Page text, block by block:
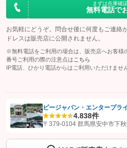
まずは在庫確
無料電話で
お気軽にどうぞ。問合せ後に何度もご連絡
ドレスは販売店に公開されません。
※無料電話をご利用の場合は、販売店へお客様
番号ご利用の際の注意点は こちら
IP電話、ひかり電話からはご利用いただけません
【STEP1】認証画面でグーネットを友だち
ビージャパン・エンタープラ
4.838件
〒379-0104 群馬県安中市下